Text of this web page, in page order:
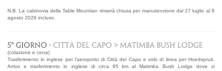
N.B. La cabinovia della Table Mountian rimarrà chiusa per manutenzione dal 27 luglio al 9
agosto 2026 incluso.
5° GIORNO - CITTÀ DEL CAPO > MATIMBA BUSH LODGE
(colazione e cena)
Trasferimento in inglese per l’aeroporto di Città del Capo e volo di linea per Hoedspruit.
Arrivo e trasferimento in inglese di circa 95 km al Matimba Bush Lodge dove vi